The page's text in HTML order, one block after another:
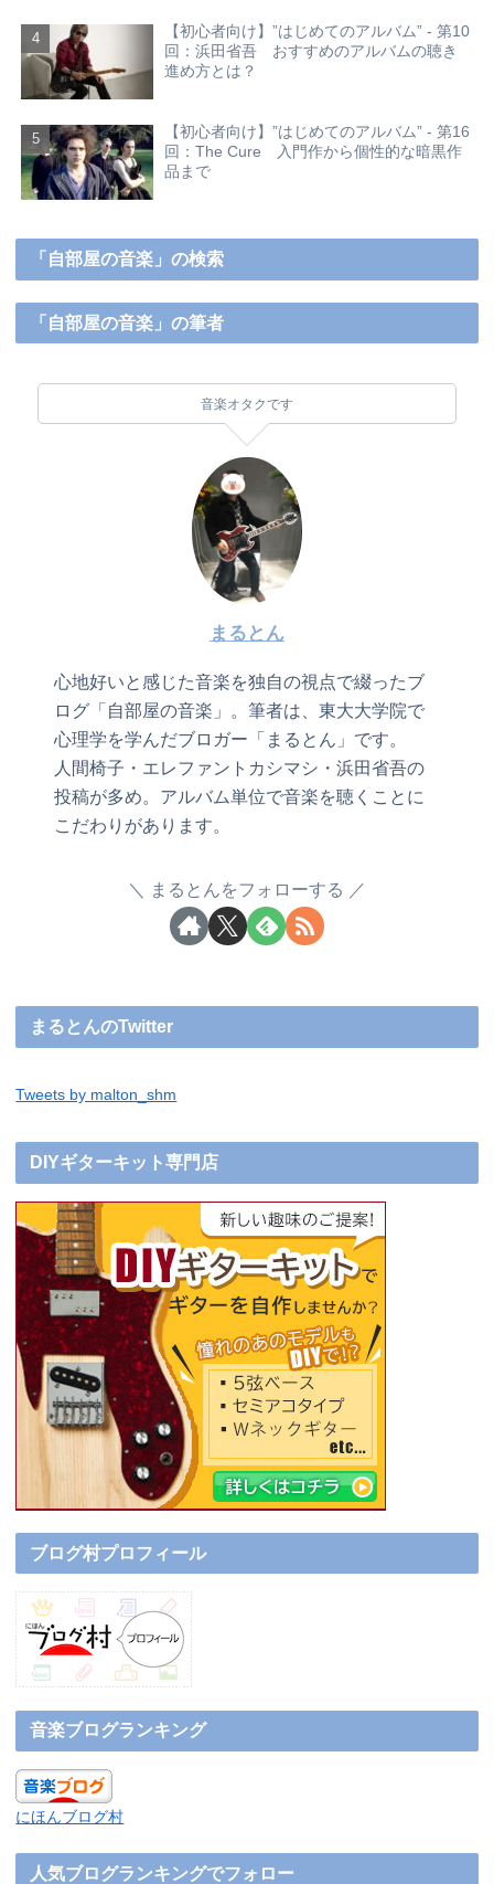
【初心者向け】”はじめてのアルバム” - 第10
回：浜田省吾 おすすめのアルバムの聴き
進め方とは？
【初心者向け】”はじめてのアルバム” - 第16
回：The Cure 入門作から個性的な暗黒作
品まで
「自部屋の音楽」の検索
「自部屋の音楽」の筆者
音楽オタクです
まるとん
心地好いと感じた音楽を独自の視点で綴ったブ
ログ「自部屋の音楽」。筆者は、東大大学院で
心理学を学んだブロガー「まるとん」です。
人間椅子・エレファントカシマシ・浜田省吾の
投稿が多め。アルバム単位で音楽を聴くことに
こだわりがあります。
まるとんをフォローする
まるとんのTwitter
Tweets by malton_shm
DIYギターキット専門店
ブログ村プロフィール
音楽ブログランキング
にほんブログ村
人気ブログランキングでフォロー